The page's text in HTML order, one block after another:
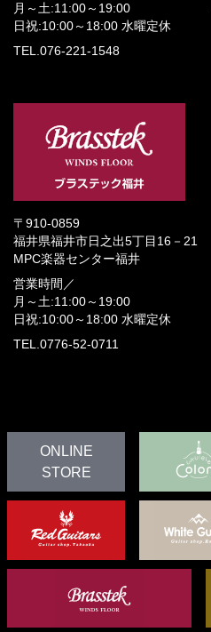
月～土:11:00～19:00
日祝:10:00～18:00 水曜定休
TEL.076-221-1548
〒910-0859
福井県福井市日之出5丁目16－21
MPC楽器センター福井
営業時間／
月～土:11:00～19:00
日祝:10:00～18:00 水曜定休
TEL.0776-52-0711
ONLINE
STORE